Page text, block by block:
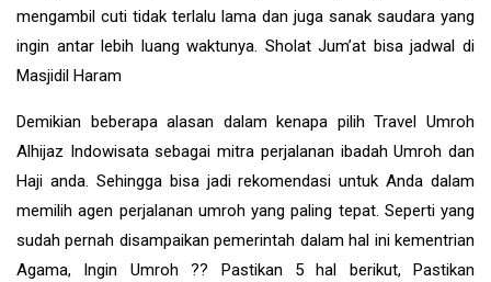
mengambil cuti tidak terlalu lama dan juga sanak saudara yang
ingin antar lebih luang waktunya. Sholat Jum’at bisa jadwal di
Masjidil Haram
Demikian beberapa alasan dalam kenapa pilih Travel Umroh
Alhijaz Indowisata sebagai mitra perjalanan ibadah Umroh dan
Haji anda. Sehingga bisa jadi rekomendasi untuk Anda dalam
memilih agen perjalanan umroh yang paling tepat. Seperti yang
sudah pernah disampaikan pemerintah dalam hal ini kementrian
Agama, Ingin Umroh ?? Pastikan 5 hal berikut, Pastikan